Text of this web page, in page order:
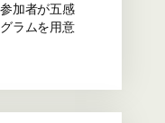
加者が五感
ラムを用意